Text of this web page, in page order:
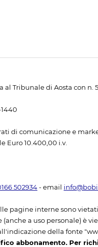
Tribunale di Aosta con n.
di comunicazione e
Euro 10.400,00 i.v.
502934 - email
pagine interne sono
a uso personale) è
della fonte
abbonamento. Per